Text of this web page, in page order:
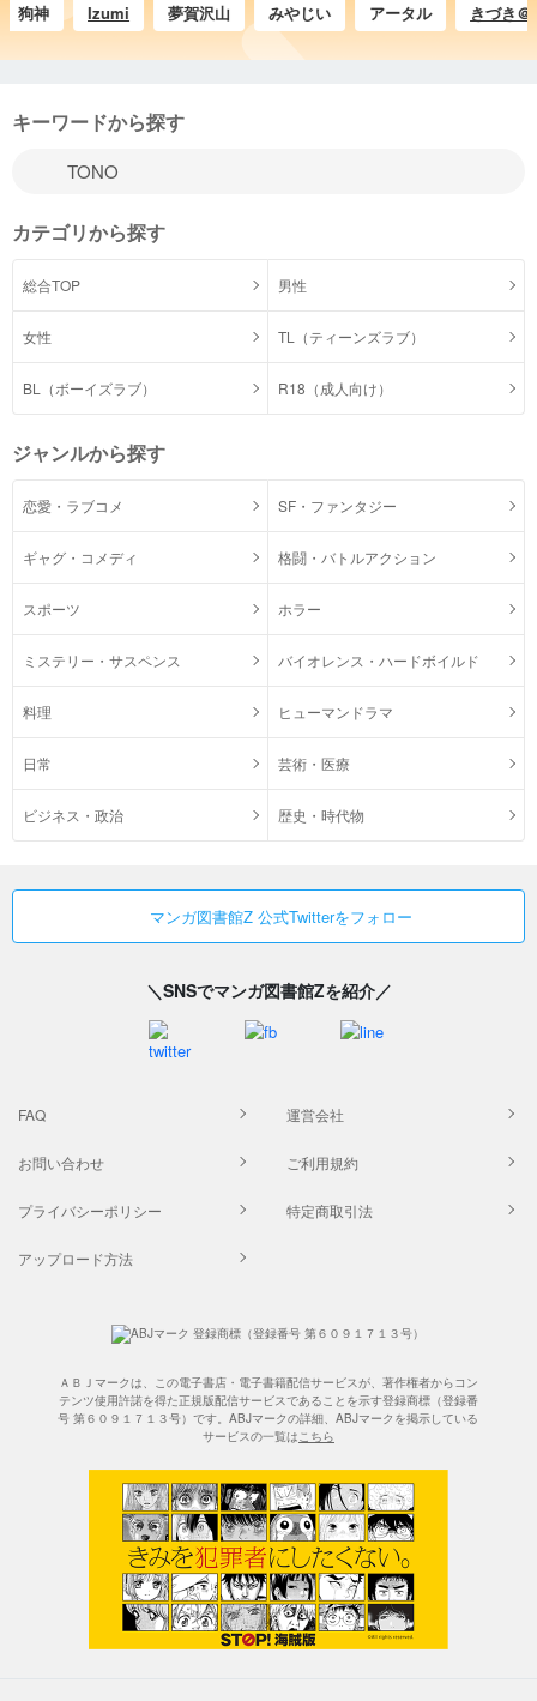
Izumi 夢賀沢山 みやじい アータル きづき＠き
キーワードから探す
カテゴリから探す
総合TOP 男性
女性 TL（ティーンズラブ）
BL（ボーイズラブ） R18（成人向け）
ジャンルから探す
恋愛・ラブコメ SF・ファンタジー
ギャグ・コメディ 格闘・バトルアクション
スポーツ ホラー
ミステリー・サスペンス バイオレンス・ハードボイルド
料理 ヒューマンドラマ
日常 芸術・医療
ビジネス・政治 歴史・時代物
マンガ図書館Z 公式Twitterをフォロー
＼SNSでマンガ図書館Zを紹介／
FAQ 運営会社
お問い合わせ ご利用規約
プライバシーポリシー 特定商取引法
アップロード方法
ＡＢＪマークは、この電子書店・電子書籍配信サービスが、著作権者からコン
テンツ使用許諾を得た正規版配信サービスであることを示す登録商標（登録番
号 第６０９１７１３号）です。ABJマークの詳細、ABJマークを掲示している
サービスの一覧はこちら